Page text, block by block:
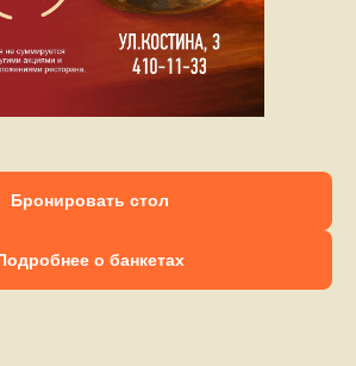
Бронировать стол
о банкетах